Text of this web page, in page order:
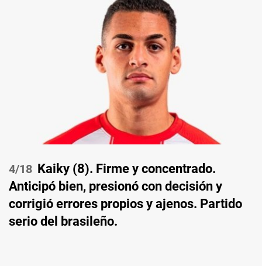
/18 Kaiky (8). Firme y concentrado.
Anticipó bien, presionó con decisión y
corrigió errores propios y ajenos. Partido
serio del brasileño.